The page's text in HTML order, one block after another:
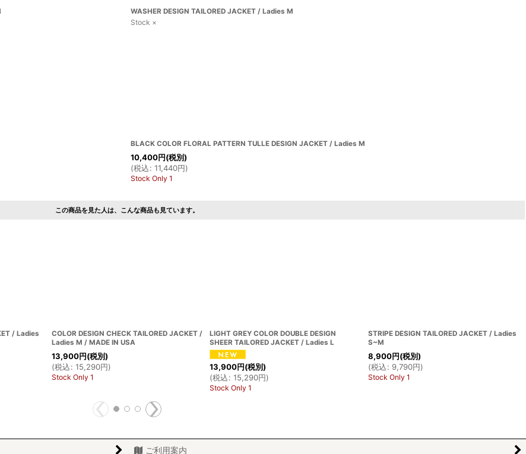
WASHER DESIGN TAILORED JACKET / Ladies M
Stock ×
BLACK COLOR FLORAL PATTERN TULLE DESIGN JACKET / Ladies M
10,400円(税別)
(税込: 11,440円)
Stock Only 1
この商品を見た人は、こんな商品も見ています。
/ Ladies
COLOR DESIGN CHECK TAILORED JACKET /
Ladies M / MADE IN USA
13,900円(税別)
(税込: 15,290円)
Stock Only 1
LIGHT GREY COLOR DOUBLE DESIGN
SHEER TAILORED JACKET / Ladies L
13,900円(税別)
(税込: 15,290円)
Stock Only 1
STRIPE DESIGN TAILORED JACKET / Ladies
S~M
8,900円(税別)
(税込: 9,790円)
Stock Only 1
ご利用案内